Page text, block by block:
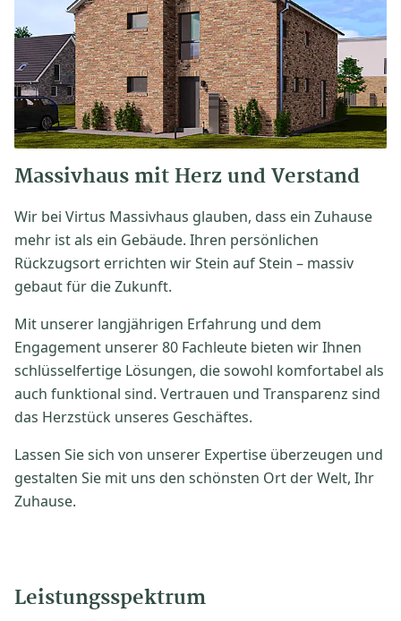
Massivhaus mit Herz und Verstand
Wir bei Virtus Massivhaus glauben, dass ein Zuhause
mehr ist als ein Gebäude. Ihren persönlichen
Rückzugsort errichten wir Stein auf Stein – massiv
gebaut für die Zukunft.
Mit unserer langjährigen Erfahrung und dem
Engagement unserer 80 Fachleute bieten wir Ihnen
schlüsselfertige Lösungen, die sowohl komfortabel als
auch funktional sind. Vertrauen und Transparenz sind
das Herzstück unseres Geschäftes.
Lassen Sie sich von unserer Expertise überzeugen und
gestalten Sie mit uns den schönsten Ort der Welt, Ihr
Zuhause.
Leistungsspektrum